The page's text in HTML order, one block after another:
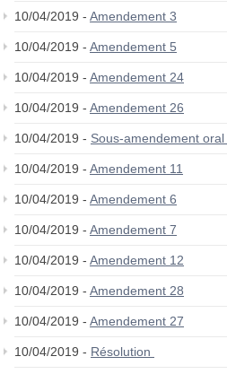
10/04/2019 - Amendement 3
10/04/2019 - Amendement 5
10/04/2019 - Amendement 24
10/04/2019 - Amendement 26
10/04/2019 - Sous-amendement oral
10/04/2019 - Amendement 11
10/04/2019 - Amendement 6
10/04/2019 - Amendement 7
10/04/2019 - Amendement 12
10/04/2019 - Amendement 28
10/04/2019 - Amendement 27
10/04/2019 - Résolution